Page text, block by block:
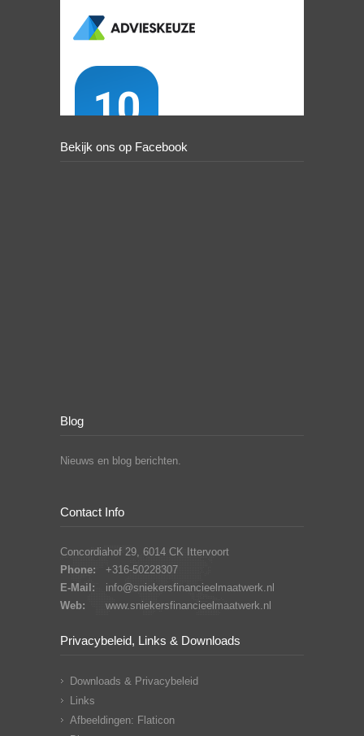
Bekijk ons op Facebook
Blog
Nieuws en blog berichten.
Contact Info
Concordiahof 29, 6014 CK Ittervoort
Phone:
+316-50228307
E-Mail:
info@sniekersfinancieelmaatwerk.nl
Web:
www.sniekersfinancieelmaatwerk.nl
Privacybeleid, Links & Downloads
Downloads & Privacybeleid
Links
Afbeeldingen: Flaticon